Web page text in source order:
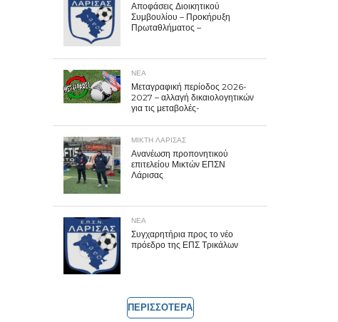
Αποφάσεις Διοικητικού
Συμβουλίου – Προκήρυξη
Πρωταθλήματος –
ΝΕΑ
Μεταγραφική περίοδος 2026-
2027 – αλλαγή δικαιολογητικών
για τις μεταβολές-
ΜΙΚΤΗ ΛΑΡΙΣΑΣ
Ανανέωση προπονητικού
επιτελείου Μικτών ΕΠΣΝ
Λάρισας
ΝΕΑ
Συγχαρητήρια προς το νέο
πρόεδρο της ΕΠΣ Τρικάλων
ΠΕΡΙΣΣΟΤΕΡΑ